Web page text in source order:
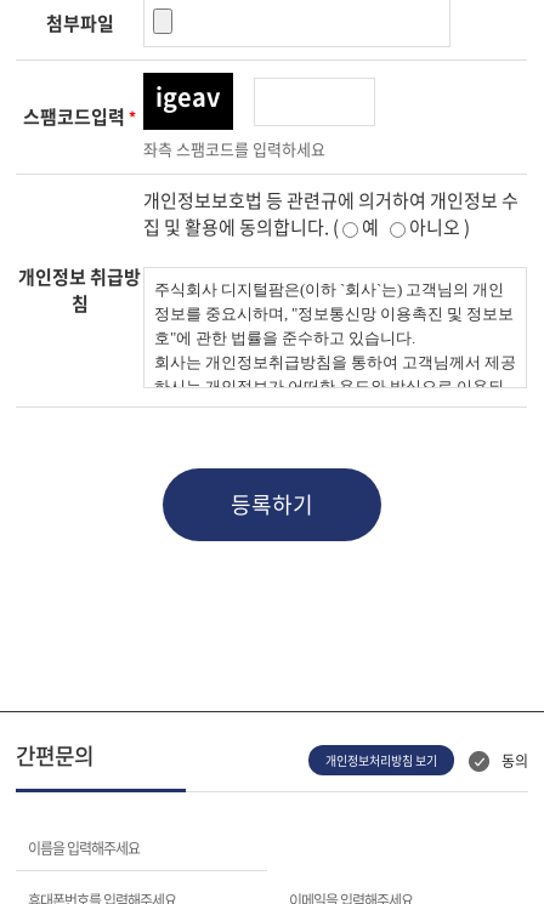
첨부파일
스팸코드입력*
igeav
좌측 스팸코드를 입력하세요
개인정보 취급방
침
개인정보보호법 등 관련규에 의거하여 개인정보 수
집 및 활용에 동의합니다. (
예 아니오 )
등록하기
간편문의 개인정보처리방침 보기 동의
이름을 입력해주세요